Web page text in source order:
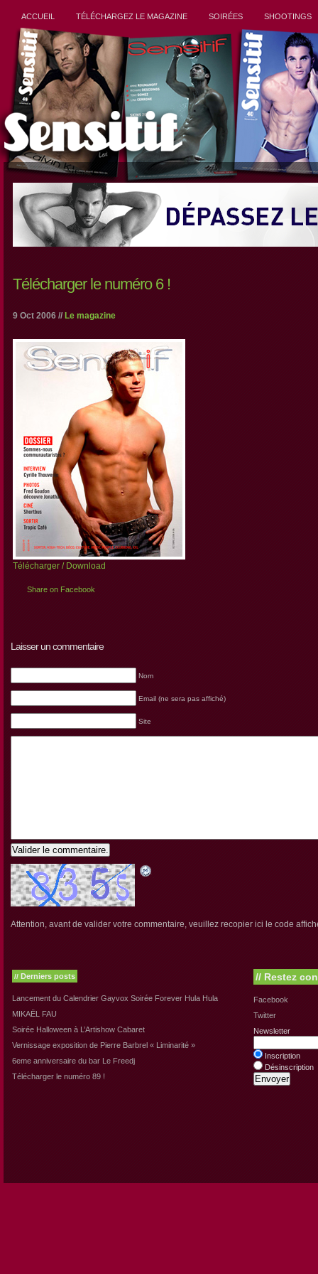
ACCUEIL TÉLÉCHARGEZ LE MAGAZINE SOIRÉES SHOOTINGS
Télécharger le numéro 6 !
9 Oct 2006 // Le magazine
Télécharger / Download
Share on Facebook
Laisser un commentaire
Nom
Email (ne sera pas affiché)
Site
Valider le commentaire.
Attention, avant de valider votre commentaire, veuillez recopier ici le code
// Derniers posts
Lancement du Calendrier Gayvox Soirée Forever Hula Hula
MIKAËL FAU
Soirée Halloween à L’Artishow Cabaret
Vernissage exposition de Pierre Barbrel « Liminarité »
6eme anniversaire du bar Le Freedj
Télécharger le numéro 89 !
// Restez
Facebook
Twitter
Newsletter
Inscription
Désinscription